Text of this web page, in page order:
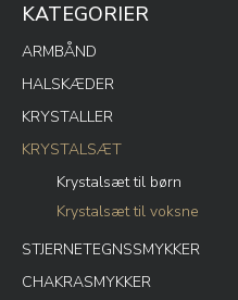
KATEGORIER
ARMBÅND
HALSKÆDER
KRYSTALLER
KRYSTALSÆT
Krystalsæt til børn
Krystalsæt til voksne
STJERNETEGNSSMYKKER
CHAKRASMYKKER